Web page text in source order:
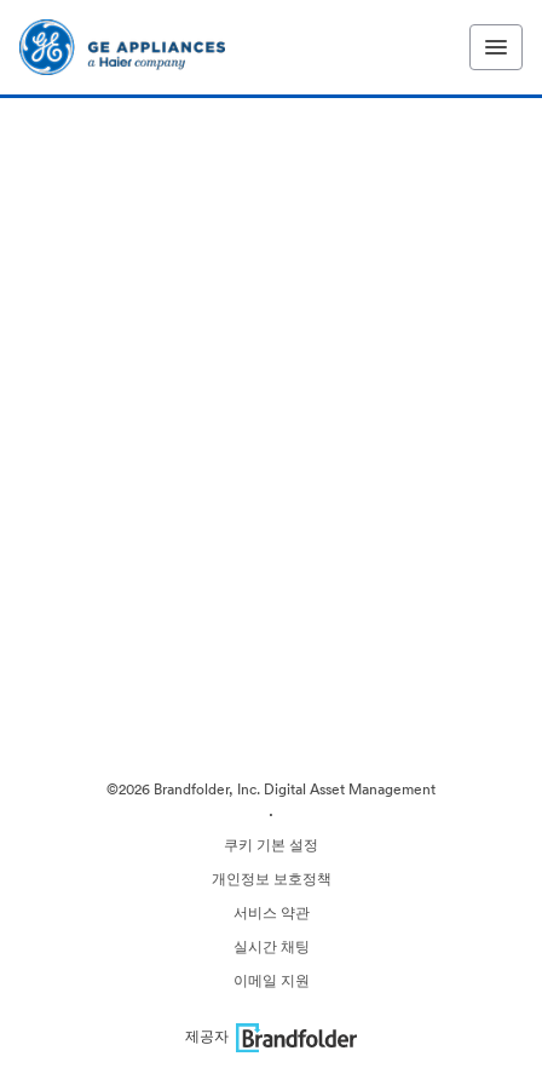
©2026 Brandfolder, Inc. Digital Asset Management
·
쿠키 기본 설정
개인정보 보호정책
서비스 약관
실시간 채팅
이메일 지원
제공자